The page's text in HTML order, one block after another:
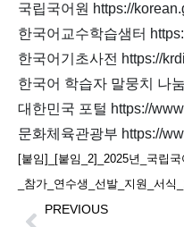
국립국어원 https://
한국어교수학습샘터
한국어기초사전 https://
한국어 학습자 말뭉치 나
대한민국 포털 https://
문화체육관광부 https://
[붙임]_[붙임_2]_2025년_국립
_참가_연수생_선발_지원_서식
PREVIOUS